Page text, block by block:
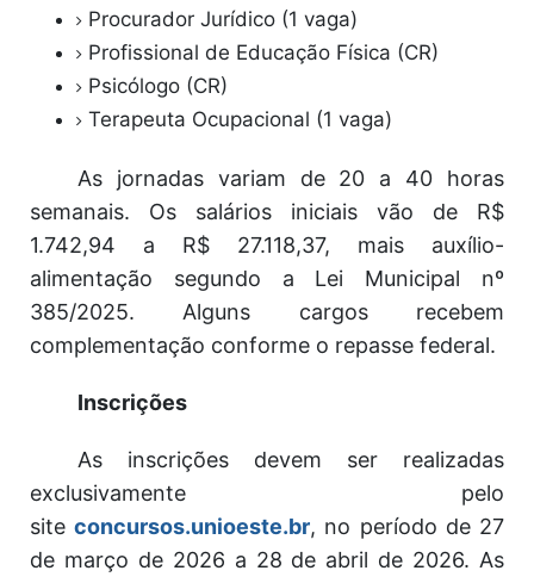
Procurador Jurídico (1 vaga)
Profissional de Educação Física (CR)
Psicólogo (CR)
Terapeuta Ocupacional (1 vaga)
As jornadas variam de 20 a 40 horas
semanais. Os salários iniciais vão de R$
1.742,94 a R$ 27.118,37, mais auxílio-
alimentação segundo a Lei Municipal nº
385/2025. Alguns cargos recebem
complementação conforme o repasse federal.
Inscrições
As inscrições devem ser realizadas
exclusivamente pelo
siteconcursos.unioeste.br, no período de 27
de março de 2026 a 28 de abril de 2026. As